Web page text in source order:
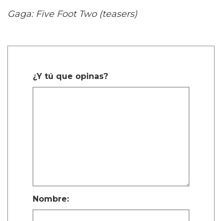
Gaga: Five Foot Two (teasers)
¿Y tú que opinas?
Nombre: